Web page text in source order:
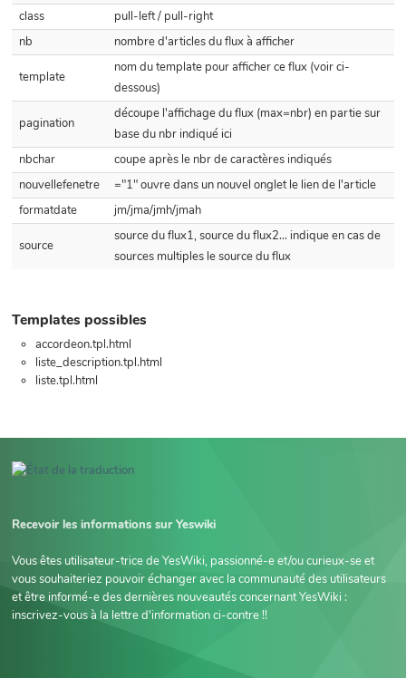
class
pull-left / pull-right
nb
nombre d'articles du flux à afficher
template
nom du template pour afficher ce flux (voir ci-
dessous)
pagination
découpe l'affichage du flux (max=nbr) en partie sur
base du nbr indiqué ici
nbchar
coupe après le nbr de caractères indiqués
nouvellefenetre
="1" ouvre dans un nouvel onglet le lien de l'article
formatdate
jm/jma/jmh/jmah
source
source du flux1, source du flux2... indique en cas de
sources multiples le source du flux
Templates possibles
accordeon.tpl.html
liste_description.tpl.html
liste.tpl.html
Recevoir les informations sur Yeswiki
Vous êtes utilisateur-trice de YesWiki, passionné-e et/ou curieux-se et
vous souhaiteriez pouvoir échanger avec la communauté des utilisateurs
et être informé-e des dernières nouveautés concernant YesWiki :
inscrivez-vous à la lettre d'information ci-contre !!